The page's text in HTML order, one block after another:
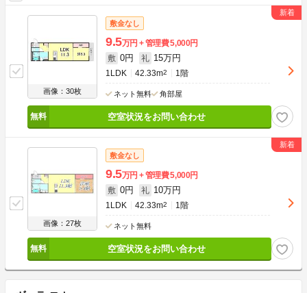
画像：30枚
敷金なし
9.5万円 管理費5,000円
敷 0円 礼 15万円
1LDK 42.33m2 1階
ネット無料 角部屋
空室状況をお問い合わせ
画像：27枚
敷金なし
9.5万円 管理費5,000円
敷 0円 礼 10万円
1LDK 42.33m2 1階
ネット無料
空室状況をお問い合わせ